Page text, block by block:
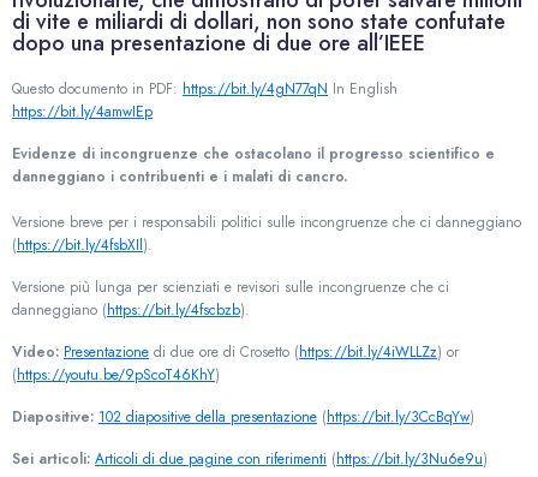
di vite e miliardi di dollari, non sono state confutate
dopo una presentazione di due ore all’IEEE
Questo documento in PDF: https://bit.ly/4gN77qN In English
https://bit.ly/4amwIEp
Evidenze di incongruenze che ostacolano il progresso scientifico e
danneggiano i contribuenti e i malati di cancro.
Versione breve per i responsabili politici sulle incongruenze che ci danneggiano
(https://bit.ly/4fsbXIl).
Versione più lunga per scienziati e revisori sulle incongruenze che ci
danneggiano (https://bit.ly/4fscbzb).
Video: Presentazione di due ore di Crosetto (https://bit.ly/4iWLLZz) or
(https://youtu.be/9pScoT46KhY)
Diapositive: 102 diapositive della presentazione (https://bit.ly/3CcBqYw)
Sei articoli: Articoli di due pagine con riferimenti (https://bit.ly/3Nu6e9u)